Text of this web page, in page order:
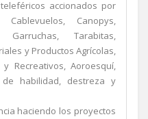
accionados por
Cablevuelos, Canopys,
Garruchas, Tarabitas,
y Productos Agrícolas,
y Recreativos, Aoroesquí,
habilidad, destreza y
haciendo los proyectos